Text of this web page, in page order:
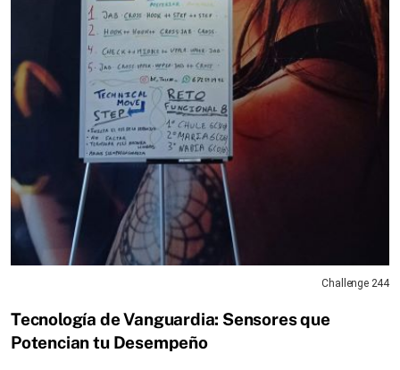
Challenge 244
Tecnología de Vanguardia: Sensores que
Potencian tu Desempeño